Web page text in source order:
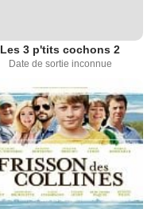
Les 3 p'tits cochons 2
Date de sortie inconnue